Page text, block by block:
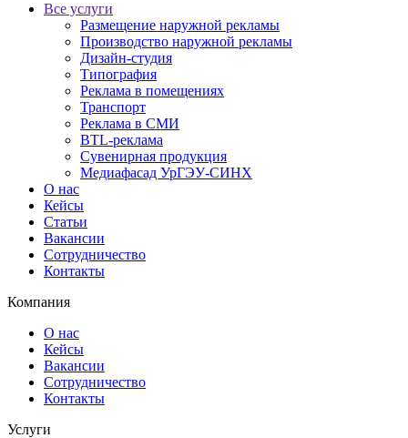
Все услуги
Размещение наружной рекламы
Производство наружной рекламы
Дизайн-студия
Типография
Реклама в помещениях
Транспорт
Реклама в СМИ
BTL-реклама
Сувенирная продукция
Медиафасад УрГЭУ-СИНХ
О нас
Кейсы
Статьи
Вакансии
Сотрудничество
Контакты
Компания
О нас
Кейсы
Вакансии
Сотрудничество
Контакты
Услуги